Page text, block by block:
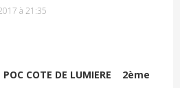
à 21:35
COTE DE LUMIERE 2ème